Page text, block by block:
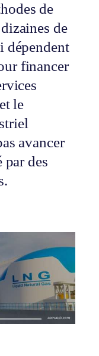
de
de
dépendent
financer
le
avancer
par des